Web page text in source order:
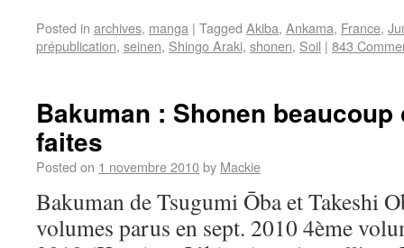
Posted in archives, manga | Tagged Akiba, Ankama, France,
prépublication, seinen, Shingo Araki, shonen, Soil | 843
Bakuman : Shonen
faites
Posted on 1 novembre 2010by Mackie
Bakuman de Tsugumi Ōba et Takeshi
volumes parus en sept. 2010 4ème